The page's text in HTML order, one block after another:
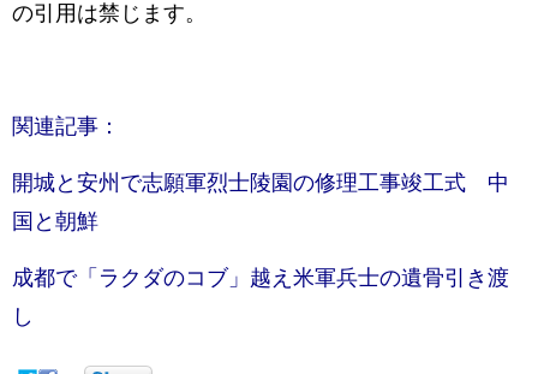
の引用は禁じます。
関連記事：
開城と安州で志願軍烈士陵園の修理工事竣工式 中
国と朝鮮
成都で「ラクダのコブ」越え米軍兵士の遺骨引き渡
し